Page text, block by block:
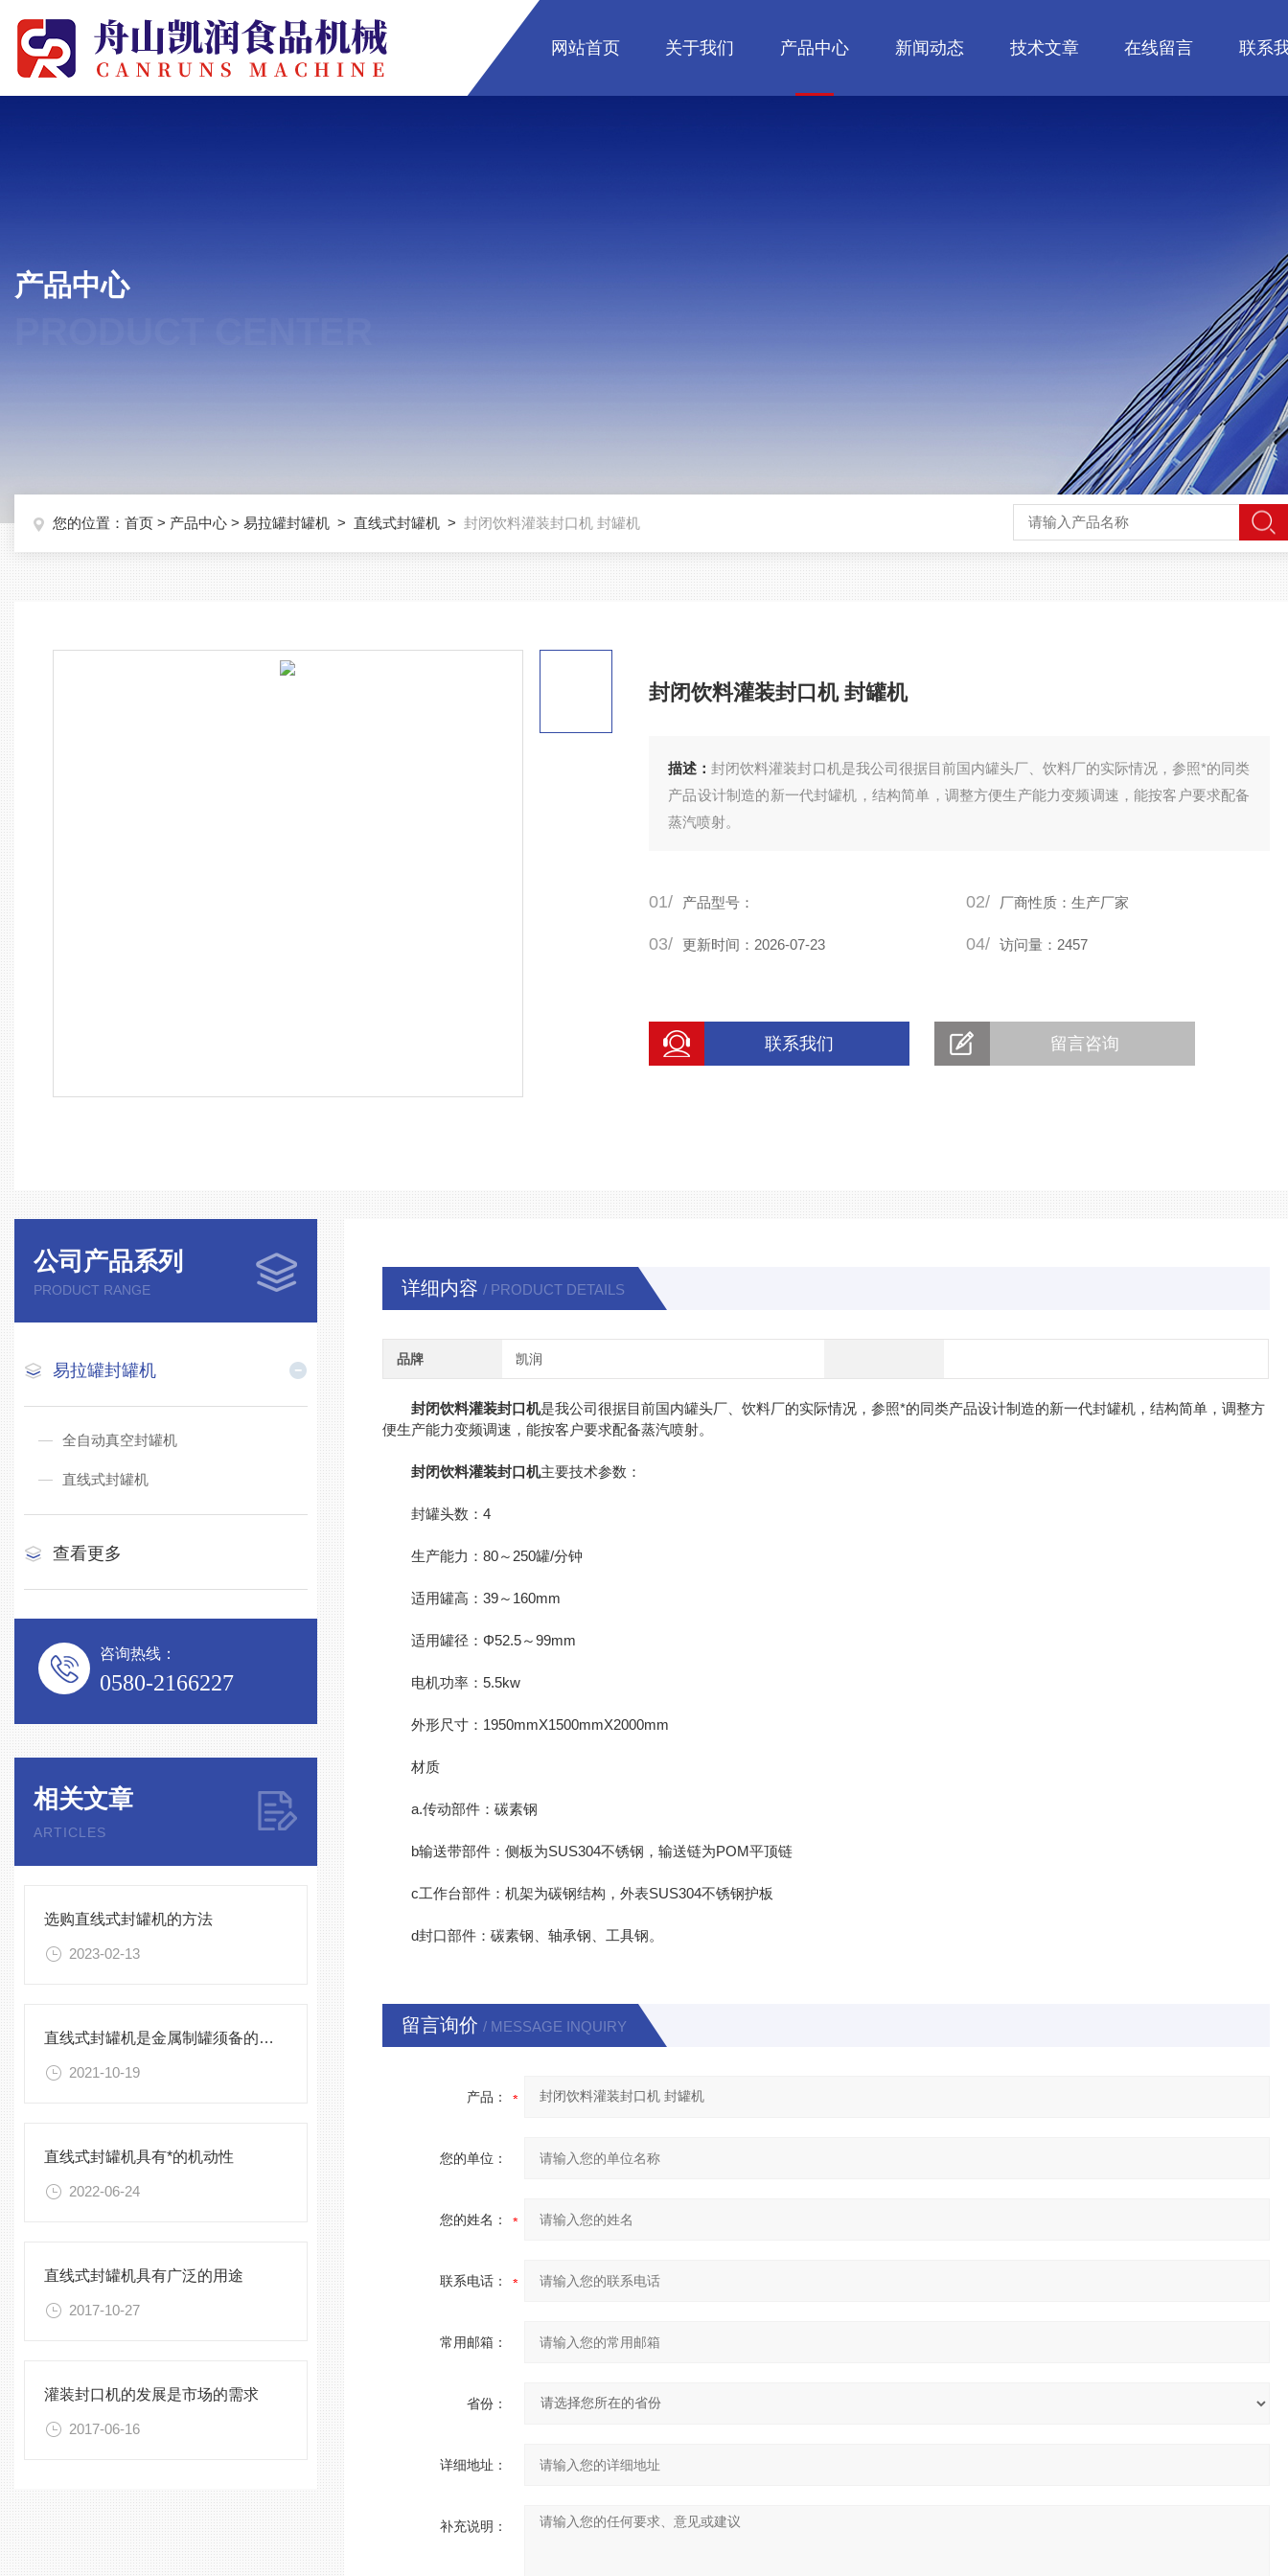
网站首页 关于我们 产品中心 新闻动态 技术文章 在线留言 联系
产品中心
您的位置： 首页 > 产品中心 > 易拉罐封罐机 > 直线式封罐机 > 封闭饮料灌装封口机 封罐机
封闭饮料灌装封口机 封罐机
描述：封闭饮料灌装封口机是我公司很据目前国内罐头厂、饮料厂的实际情况，参照*的同类
产品设计制造的新一代封罐机，结构简单，调整方便生产能力变频调速，能按客户要求配备
蒸汽喷射。
01/ 产品型号： 02/ 厂商性质：生产厂家
03/ 更新时间：2026-07-23 04/ 访问量：2457
联系我们 留言咨询
公司产品系列
PRODUCT RANGE
易拉罐封罐机
全自动真空封罐机
直线式封罐机
查看更多
咨询热线：
0580-2166227
相关文章
ARTICLES
选购直线式封罐机的方法
2023-02-13
直线式封罐机是金属制罐须备的加工设备
2021-10-19
直线式封罐机具有*的机动性
2022-06-24
直线式封罐机具有广泛的用途
2017-10-27
灌装封口机的发展是市场的需求
2017-06-16
详细内容 / PRODUCT DETAILS
品牌 凯润
封闭饮料灌装封口机是我公司很据目前国内罐头厂、饮料厂的实际情况，参照*的同类产品设计制造的新一代封罐机，结构简单，调整方
便生产能力变频调速，能按客户要求配备蒸汽喷射。
封闭饮料灌装封口机主要技术参数：
封罐头数：4
生产能力：80～250罐/分钟
适用罐高：39～160mm
适用罐径：Φ52.5～99mm
电机功率：5.5kw
外形尺寸：1950mmX1500mmX2000mm
材质
a.传动部件：碳素钢
b输送带部件：侧板为SUS304不锈钢，输送链为POM平顶链
c工作台部件：机架为碳钢结构，外表SUS304不锈钢护板
d封口部件：碳素钢、轴承钢、工具钢。
留言询价 / MESSAGE INQUIRY
产品：
您的单位：
您的姓名：
联系电话：
常用邮箱：
省份：
详细地址：
补充说明：